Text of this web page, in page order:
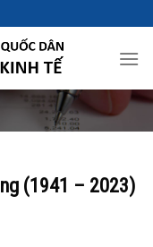
(1941 – 2023)